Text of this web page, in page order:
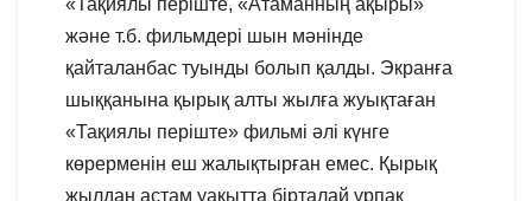
және т.б. фильмдері шын мәнінде
қайталанбас туынды болып қалды. Экранға
шыққанына қырық алты жылға жуықтаған
«Тақиялы періште» фильмі әлі күнге
көрерменін еш жалықтырған емес. Қырық
жылдан астам уақытта бірталай ұрпақ